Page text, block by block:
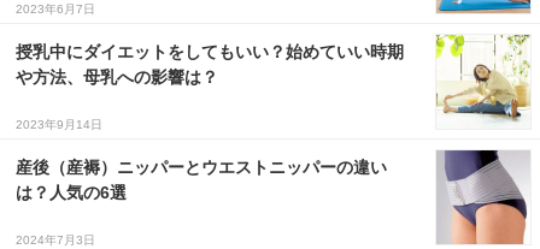
2023年6月7日
授乳中にダイエットをしてもいい？始めていい時期
や方法、母乳への影響は？
2023年9月14日
産後（産褥）ニッパーとウエストニッパーの違い
は？人気の6選
2024年7月3日